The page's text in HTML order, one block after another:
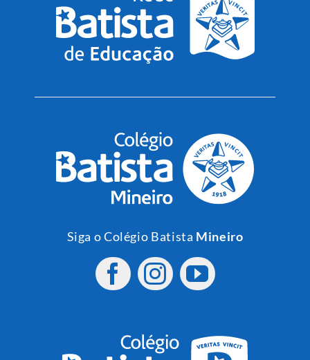
Siga o Colégio Batista Mineiro